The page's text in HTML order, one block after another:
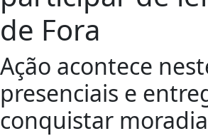
de Fora
Ação acontece
presenciais e
conquistar